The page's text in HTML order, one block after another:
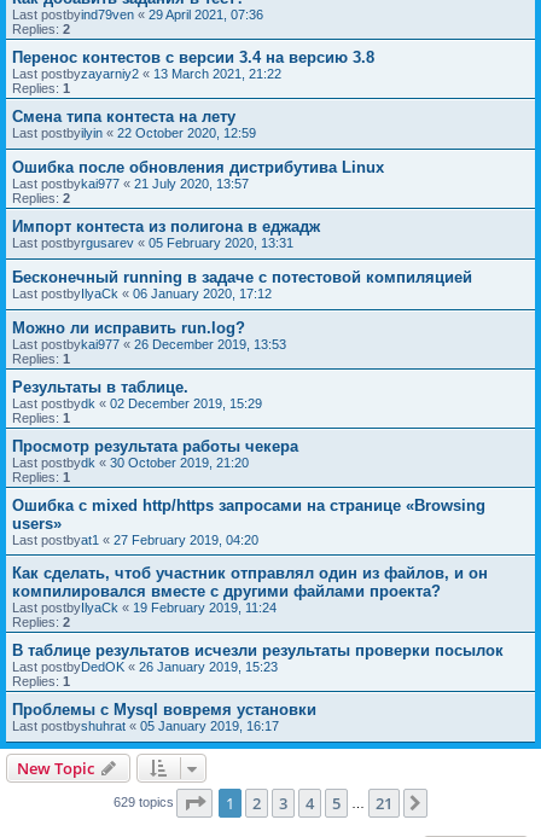
Last postbyind79ven « 29 April 2021, 07:36
Replies: 2
Перенос контестов с версии 3.4 на версию 3.8
Last postbyzayarniy2 « 13 March 2021, 21:22
Replies: 1
Смена типа контеста на лету
Last postbyilyin « 22 October 2020, 12:59
Ошибка после обновления дистрибутива Linux
Last postbykai977 « 21 July 2020, 13:57
Replies: 2
Импорт контеста из полигона в еджадж
Last postbyrgusarev « 05 February 2020, 13:31
Бесконечный running в задаче с потестовой компиляцией
Last postbyIlyaCk « 06 January 2020, 17:12
Можно ли исправить run.log?
Last postbykai977 « 26 December 2019, 13:53
Replies: 1
Результаты в таблице.
Last postbydk « 02 December 2019, 15:29
Replies: 1
Просмотр результата работы чекера
Last postbydk « 30 October 2019, 21:20
Replies: 1
Ошибка с mixed http/https запросами на странице «Browsing
users»
Last postbyat1 « 27 February 2019, 04:20
Как сделать, чтоб участник отправлял один из файлов, и он
компилировался вместе с другими файлами проекта?
Last postbyIlyaCk « 19 February 2019, 11:24
Replies: 2
В таблице результатов исчезли результаты проверки посылок
Last postbyDedOK « 26 January 2019, 15:23
Replies: 1
Проблемы с Mysql вовремя установки
Last postbyshuhrat « 05 January 2019, 16:17
New Topic
629 topics Page 1of 21
1 2 3 4 5 21